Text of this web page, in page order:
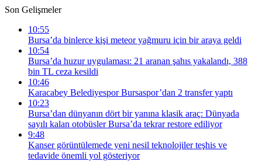
Son Gelişmeler
10:55
Bursa’da binlerce kişi meteor yağmuru için bir araya geldi
10:54
Bursa’da huzur uygulaması: 21 aranan şahıs yakalandı, 388
bin TL ceza kesildi
10:46
Karacabey Belediyespor Bursaspor’dan 2 transfer yaptı
10:23
Bursa’dan dünyanın dört bir yanına klasik araç: Dünyada
sayılı kalan otobüsler Bursa’da tekrar restore ediliyor
9:48
Kanser görüntülemede yeni nesil teknolojiler teşhis ve
tedavide önemli yol gösteriyor